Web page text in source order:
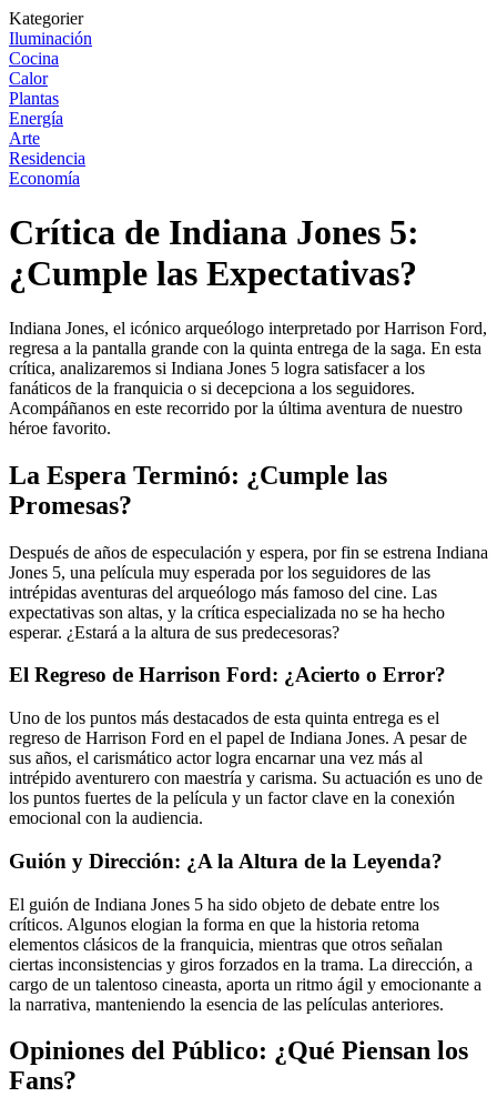
Kategorier
Iluminación
Cocina
Calor
Plantas
Energía
Arte
Residencia
Economía
Crítica de Indiana Jones 5:
¿Cumple las Expectativas?
Indiana Jones, el icónico arqueólogo interpretado por Harrison Ford,
regresa a la pantalla grande con la quinta entrega de la saga. En esta
crítica, analizaremos si Indiana Jones 5 logra satisfacer a los
fanáticos de la franquicia o si decepciona a los seguidores.
Acompáñanos en este recorrido por la última aventura de nuestro
héroe favorito.
La Espera Terminó: ¿Cumple las
Promesas?
Después de años de especulación y espera, por fin se estrena Indiana
Jones 5, una película muy esperada por los seguidores de las
intrépidas aventuras del arqueólogo más famoso del cine. Las
expectativas son altas, y la crítica especializada no se ha hecho
esperar. ¿Estará a la altura de sus predecesoras?
El Regreso de Harrison Ford: ¿Acierto o Error?
Uno de los puntos más destacados de esta quinta entrega es el
regreso de Harrison Ford en el papel de Indiana Jones. A pesar de
sus años, el carismático actor logra encarnar una vez más al
intrépido aventurero con maestría y carisma. Su actuación es uno de
los puntos fuertes de la película y un factor clave en la conexión
emocional con la audiencia.
Guión y Dirección: ¿A la Altura de la Leyenda?
El guión de Indiana Jones 5 ha sido objeto de debate entre los
críticos. Algunos elogian la forma en que la historia retoma
elementos clásicos de la franquicia, mientras que otros señalan
ciertas inconsistencias y giros forzados en la trama. La dirección, a
cargo de un talentoso cineasta, aporta un ritmo ágil y emocionante a
la narrativa, manteniendo la esencia de las películas anteriores.
Opiniones del Público: ¿Qué Piensan los
Fans?